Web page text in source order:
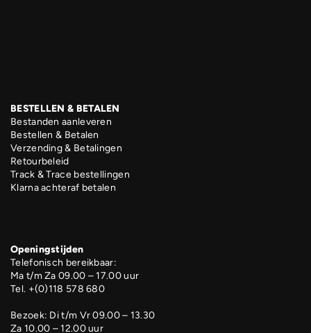
BESTELLEN & BETALEN
Bestanden aanleveren
Bestellen & Betalen
Verzending & Betalingen
Retourbeleid
Track & Trace bestellingen
Klarna achteraf betalen
Openingstijden
Telefonisch bereikbaar:
Ma t/m Za 09.00 – 17.00 uur
Tel. +(0)118 578 680
Bezoek: Di t/m Vr 09.00 – 13.30
Za 10.00 – 12.00 uur